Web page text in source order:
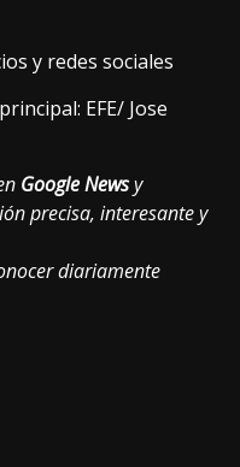
y redes sociales
EFE/ Jose
Google Newsy
precisa, interesante y
diariamente